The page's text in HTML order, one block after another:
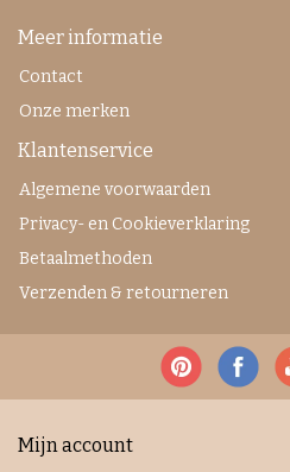
Meer informatie
Contact
Onze merken
Klantenservice
Algemene voorwaarden
Privacy- en Cookieverklaring
Betaalmethoden
Verzenden & retourneren
Mijn account